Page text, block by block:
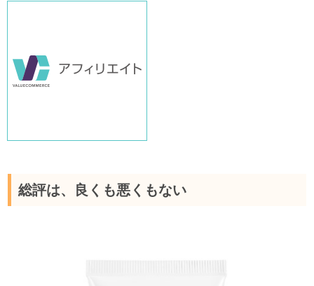
総評は、良くも悪くもない